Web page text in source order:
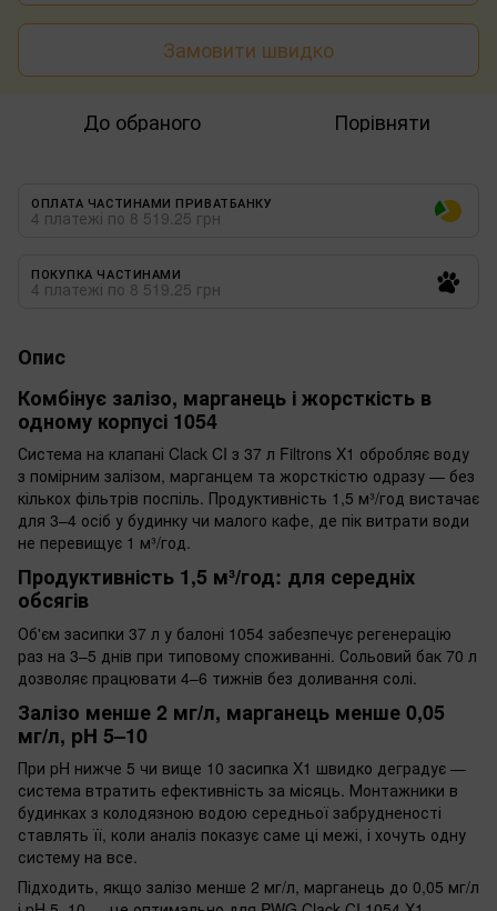
Замовити швидко
До обраного Порівняти
ОПЛАТА ЧАСТИНАМИ ПРИВАТБАНКУ
4 платежі по 8 519.25 грн
ПОКУПКА ЧАСТИНАМИ
4 платежі по 8 519.25 грн
Опис
Комбінує залізо, марганець і жорсткість в
одному корпусі 1054
Система на клапані Clack CI з 37 л Filtrons X1 обробляє воду
з помірним залізом, марганцем та жорсткістю одразу — без
кількох фільтрів поспіль. Продуктивність 1,5 м³/год вистачає
для 3–4 осіб у будинку чи малого кафе, де пік витрати води
не перевищує 1 м³/год.
Продуктивність 1,5 м³/год: для середніх
обсягів
Об'єм засипки 37 л у балоні 1054 забезпечує регенерацію
раз на 3–5 днів при типовому споживанні. Сольовий бак 70 л
дозволяє працювати 4–6 тижнів без доливання солі.
Залізо менше 2 мг/л, марганець менше 0,05
мг/л, pH 5–10
При pH нижче 5 чи вище 10 засипка X1 швидко деградує —
система втратить ефективність за місяць. Монтажники в
будинках з колодязною водою середньої забрудненості
ставлять її, коли аналіз показує саме ці межі, і хочуть одну
систему на все.
Підходить, якщо залізо менше 2 мг/л, марганець до 0,05 мг/л